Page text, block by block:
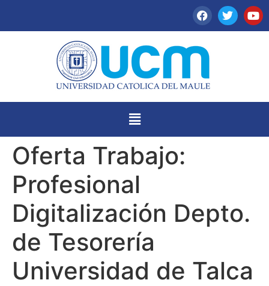
Oferta Trabajo:
Profesional
Digitalización Depto.
de Tesorería
Universidad de Talca